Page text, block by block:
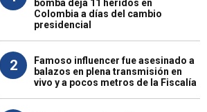
bomba deja 11 heridos en
Colombia a días del cambio
presidencial
2
Famoso influencer fue asesinado a
balazos en plena transmisión en
vivo y a pocos metros de la Fiscalía